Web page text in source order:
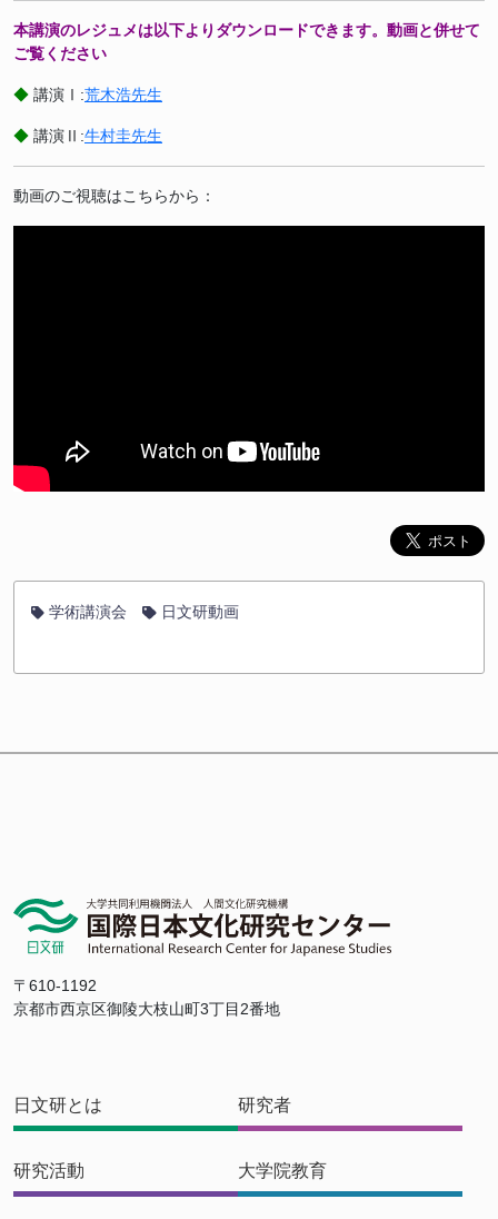
本講演のレジュメは以下よりダウンロードできます。動画と併せて
ご覧ください
◆ 講演Ⅰ:荒木浩先生
◆ 講演Ⅱ:牛村圭先生
動画のご視聴はこちらから：
学術講演会 日文研動画
〒610-1192
京都市西京区御陵大枝山町3丁目2番地
日文研とは 研究者
研究活動 大学院教育